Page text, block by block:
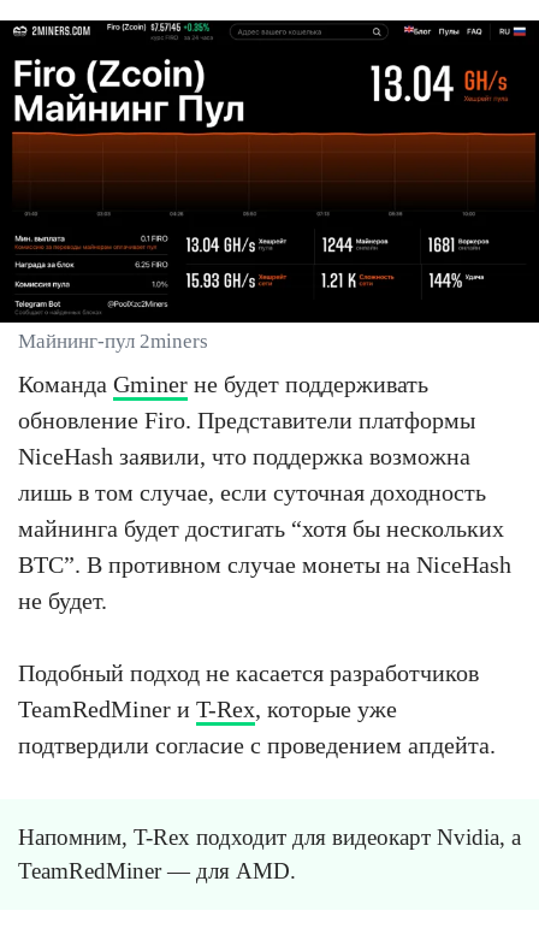
Майнинг-пул 2miners
Команда Gminer не будет поддерживать
обновление Firo. Представители платформы
NiceHash заявили, что поддержка возможна
лишь в том случае, если суточная доходность
майнинга будет достигать “хотя бы нескольких
BTC”. В противном случае монеты на NiceHash
не будет.
Подобный подход не касается разработчиков
TeamRedMiner и T-Rex, которые уже
подтвердили согласие с проведением апдейта.
Напомним, T-Rex подходит для видеокарт Nvidia, а
TeamRedMiner — для AMD.